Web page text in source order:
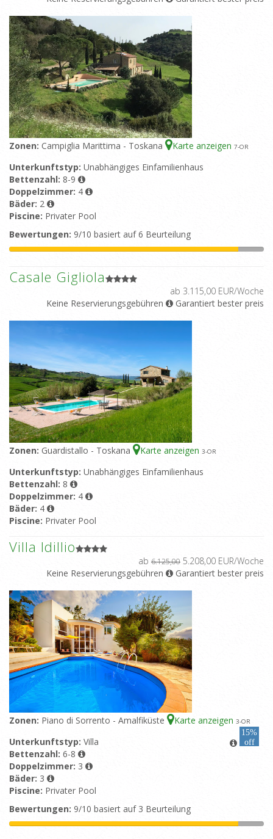
Zonen: Campiglia Marittima - Toskana Karte anzeigen 7-OR
Unterkunftstyp: Unabhängiges Einfamilienhaus
Bettenzahl: 8-9
Doppelzimmer: 4
Bäder: 2
Piscine: Privater Pool
Bewertungen: 9/10 basiert auf 6 Beurteilung
Casale Gigliola
ab 3.115,00 EUR/Woche
Keine Reservierungsgebühren
Garantiert bester preis
Zonen: Guardistallo - Toskana Karte anzeigen 3-OR
Unterkunftstyp: Unabhängiges Einfamilienhaus
Bettenzahl: 8
Doppelzimmer: 4
Bäder: 4
Piscine: Privater Pool
Villa Idillio
ab 6.125,00 5.208,00 EUR/Woche
Keine Reservierungsgebühren
Garantiert bester preis
Zonen: Piano di Sorrento - Amalfiküste Karte anzeigen 3-OR
15%
off
Unterkunftstyp: Villa
Bettenzahl: 6-8
Doppelzimmer: 3
Bäder: 3
Piscine: Privater Pool
Bewertungen: 9/10 basiert auf 3 Beurteilung